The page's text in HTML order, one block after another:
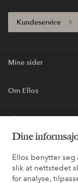
Dine
Ellos benytter
slik at nettstedet
for analyse,
Kundeservice
Mine sider
Om Ellos
Våre tjenester
Venner